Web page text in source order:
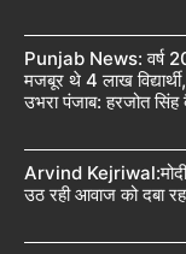
Punjab News: वर्ष
मजबूर थे 4 लाख
उभरा पंजाब: हरजोत
Arvind
उठ रही आवाज को दबा